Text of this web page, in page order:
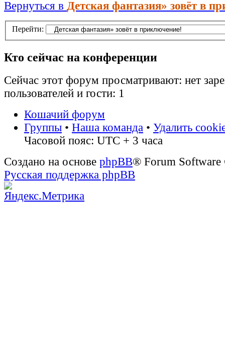
Вернуться в Детская фантазия» зовёт в
Перейти:
Кто сейчас на конференции
Сейчас этот форум просматривают: нет
пользователей и гости: 1
Кошачий форум
Группы • Наша команда • Удалить
Часовой пояс: UTC + 3 часа
Создано на основе phpBB® Forum
Русская поддержка phpBB